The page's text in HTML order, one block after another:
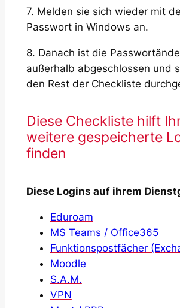
7. Melden sie sich wieder mit
Passwort in Windows an.
8. Danach ist die
außerhalb abgeschlossen und
den Rest der Checkliste
Diese Checkliste hilft
weitere gespeicherte
finden
Diese Logins auf ihrem
Eduroam
MS Teams / Office365
Funktionspostfächer
Moodle
S.A.M.
VPN